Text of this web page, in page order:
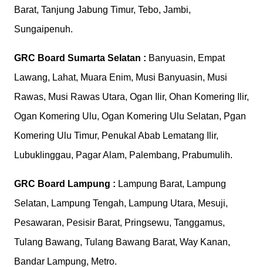
Barat, Tanjung Jabung Timur, Tebo, Jambi,
Sungaipenuh.
GRC Board Sumarta Selatan : Banyuasin, Empat
Lawang, Lahat, Muara Enim, Musi Banyuasin, Musi
Rawas, Musi Rawas Utara, Ogan Ilir, Ohan Komering Ilir,
Ogan Komering Ulu, Ogan Komering Ulu Selatan, Pgan
Komering Ulu Timur, Penukal Abab Lematang Ilir,
Lubuklinggau, Pagar Alam, Palembang, Prabumulih.
GRC Board Lampung : Lampung Barat, Lampung
Selatan, Lampung Tengah, Lampung Utara, Mesuji,
Pesawaran, Pesisir Barat, Pringsewu, Tanggamus,
Tulang Bawang, Tulang Bawang Barat, Way Kanan,
Bandar Lampung, Metro.